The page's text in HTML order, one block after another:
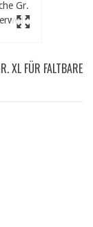
XL FÜR FALTBARE